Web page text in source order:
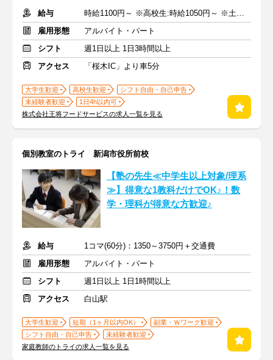
給与
時給1100円～ ※高校生:時給1050円～ ※土日祝+100円
雇用形態
アルバイト・パート
シフト
週1日以上 1日3時間以上
アクセス
「桜木IC」より車5分
大学生歓迎 高校生歓迎
シフト自由・自己申告
未経験者歓迎
1日4h以内可
株式会社王将フードサービスの求人一覧を見る
個別教室のトライ 新潟市役所前校
【塾の先生≪中学生以上対象/理系
≫】得意な1教科だけでOK♪！数
学・理科が得意な方歓迎♪
給与
1コマ(60分)：1350～3750円＋交通費
雇用形態
アルバイト・パート
シフト
週1日以上 1日1時間以上
アクセス
白山駅
大学生歓迎 短期（1ヶ月以内OK）
副業・Ｗワーク歓迎
シフト自由・自己申告
未経験者歓迎
家庭教師のトライの求人一覧を見る